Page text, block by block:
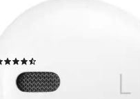
EarPods (USB-C) In-Ear-
14,99 € UVP19,00 €